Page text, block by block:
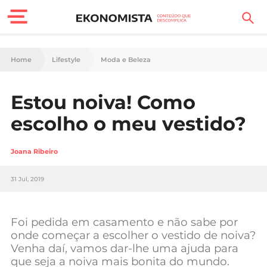
Finanças Pessoais
Carreira
Tecnologia
Negócios
Home Lifestyle Moda e Beleza
Estou noiva! Como
escolho o meu vestido?
Joana Ribeiro
31 Jul, 2019
Foi pedida em casamento e não sabe por
onde começar a escolher o vestido de noiva?
Venha daí, vamos dar-lhe uma ajuda para
que seja a noiva mais bonita do mundo.